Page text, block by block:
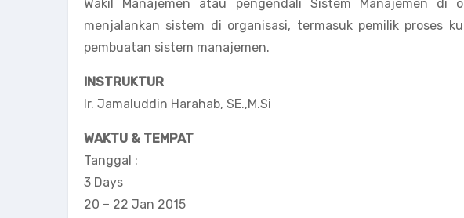
Wakil Manajemen atau pengendali Sistem Manajemen
menjalankan sistem di organisasi, termasuk pemilik proses
pembuatan sistem manajemen.
INSTRUKTUR
Ir. Jamaluddin Harahab, SE.,M.Si
WAKTU & TEMPAT
Tanggal :
3 Days
20 – 22 Jan 2015